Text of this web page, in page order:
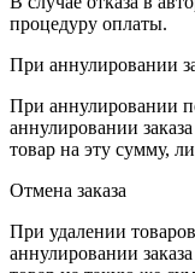
процедуру оплаты.
При аннулировании
При аннулировании
аннулировании
товар на эту сумму,
Отмена заказа
При удалении
аннулировании